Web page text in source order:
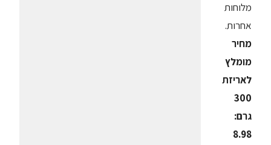
מלוחות
אחרות.
מחיר
מומלץ
לאריזת
300
גרם:
8.98